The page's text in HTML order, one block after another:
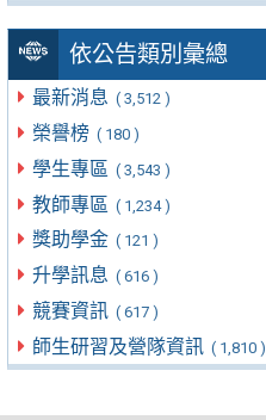
依公告類別彙總
最新消息 ( 3,512 )
榮譽榜 ( 180 )
學生專區 ( 3,543 )
教師專區 ( 1,234 )
獎助學金 ( 121 )
升學訊息 ( 616 )
競賽資訊 ( 617 )
師生研習及營隊資訊 ( 1,810 )